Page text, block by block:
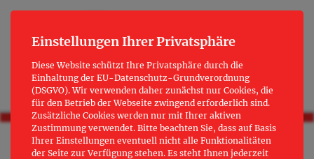
HINWEISE ZUR BARRIEREFREIHEIT
Einstellungen Ihrer Privatsphäre
Diese Website schützt Ihre Privatsphäre durch die
Einhaltung der EU-Datenschutz-Grundverordnung
(DSGVO). Wir verwenden daher zunächst nur Cookies, die
für den Betrieb der Webseite zwingend erforderlich sind.
Zusätzliche Cookies werden nur mit Ihrer aktiven
Zustimmung verwendet. Bitte beachten Sie, dass auf Basis
Ihrer Einstellungen eventuell nicht alle Funktionalitäten
der Seite zur Verfügung stehen. Es steht Ihnen jederzeit